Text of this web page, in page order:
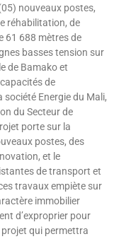
nouveaux postes,
réhabilitation, de
61 688 mètres de
basses tension sur
de Bamako et
de
Energie du Mali,
du Secteur de
porte sur la
postes, des
et le
de transport et
travaux empiète sur
immobilier
d’exproprier pour
qui permettra